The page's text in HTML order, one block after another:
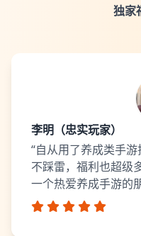
独家
李明（忠实玩家）
“自从用了养成类手
不踩雷，福利也超级
一个热爱养成手游的